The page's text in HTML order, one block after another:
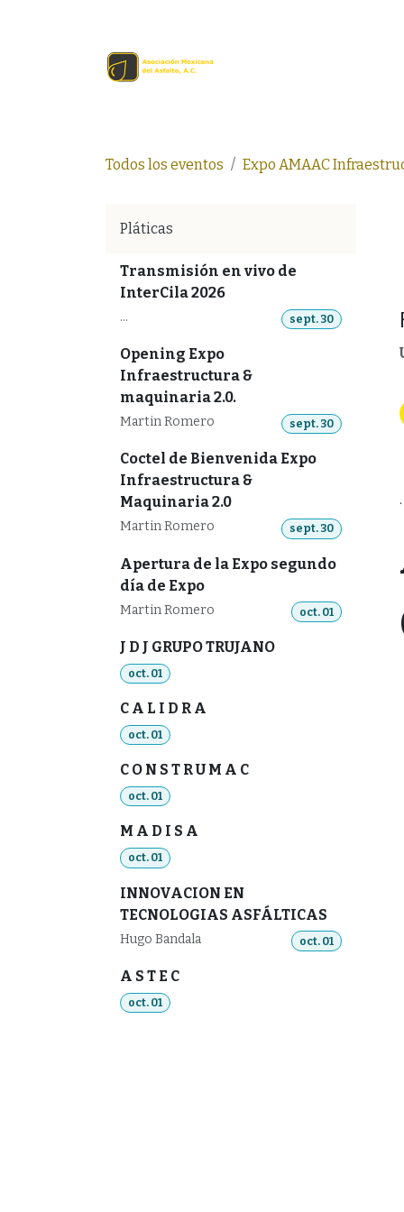
Todos los eventos Expo AMAAC
Pláticas
Transmisión en vivo de
InterCila 2026
... sept. 30
Opening Expo
Infraestructura &
maquinaria 2.0.
Martin Romero sept. 30
Coctel de Bienvenida Expo
Infraestructura &
Maquinaria 2.0
Martin Romero sept. 30
Apertura de la Expo segundo
día de Expo
Martin Romero oct. 01
J D J GRUPO TRUJANO
oct. 01
C A L I D R A
oct. 01
C O N S T R U M A C
oct. 01
M A D I S A
oct. 01
INNOVACION EN
TECNOLOGIAS ASFÁLTICAS
Hugo Bandala oct. 01
A S T E C
oct. 01